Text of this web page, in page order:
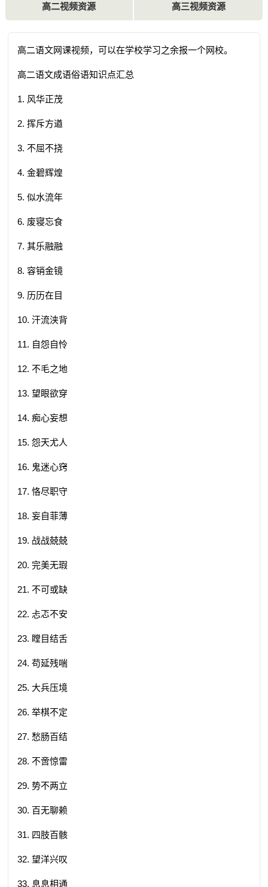
高二视频资源 高三视频资源
高二语文网课视频，可以在学校学习之余报一个网校。
高二语文成语俗语知识点汇总
1. 风华正茂
2. 挥斥方遒
3. 不屈不挠
4. 金碧辉煌
5. 似水流年
6. 废寝忘食
7. 其乐融融
8. 容销金镜
9. 历历在目
10. 汗流浃背
11. 自怨自怜
12. 不毛之地
13. 望眼欲穿
14. 痴心妄想
15. 怨天尤人
16. 鬼迷心窍
17. 恪尽职守
18. 妄自菲薄
19. 战战兢兢
20. 完美无瑕
21. 不可或缺
22. 忐忑不安
23. 瞠目结舌
24. 苟延残喘
25. 大兵压境
26. 举棋不定
27. 愁肠百结
28. 不啻惊雷
29. 势不两立
30. 百无聊赖
31. 四肢百骸
32. 望洋兴叹
33. 息息相通